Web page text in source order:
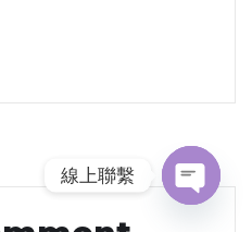
線上聯繫